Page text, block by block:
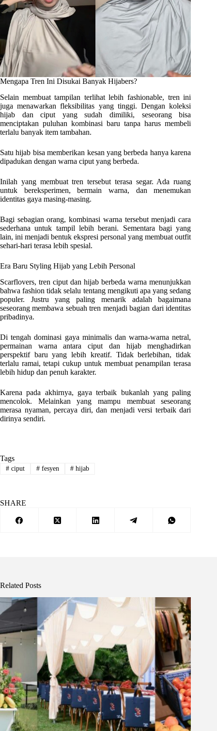
Mengapa Tren Ini Disukai Banyak Hijabers?
Selain membuat tampilan terlihat lebih fashionable, tren ini
juga menawarkan fleksibilitas yang tinggi. Dengan koleksi
hijab dan ciput yang sudah dimiliki, seseorang bisa
menciptakan puluhan kombinasi baru tanpa harus membeli
terlalu banyak item tambahan.
Satu hijab bisa memberikan kesan yang berbeda hanya karena
dipadukan dengan warna ciput yang berbeda.
Inilah yang membuat tren tersebut terasa segar. Ada ruang
untuk bereksperimen, bermain warna, dan menemukan
identitas gaya masing-masing.
Bagi sebagian orang, kombinasi warna tersebut menjadi cara
sederhana untuk tampil lebih berani. Sementara bagi yang
lain, ini menjadi bentuk ekspresi personal yang membuat outfit
sehari-hari terasa lebih spesial.
Era Baru Styling Hijab yang Lebih Personal
Scarflovers, tren ciput dan hijab berbeda warna menunjukkan
bahwa fashion tidak selalu tentang mengikuti apa yang sedang
populer. Justru yang paling menarik adalah bagaimana
seseorang membawa sebuah tren menjadi bagian dari identitas
pribadinya.
Di tengah dominasi gaya minimalis dan warna-warna netral,
permainan warna antara ciput dan hijab menghadirkan
perspektif baru yang lebih kreatif. Tidak berlebihan, tidak
terlalu ramai, tetapi cukup untuk membuat penampilan terasa
lebih hidup dan penuh karakter.
Karena pada akhirnya, gaya terbaik bukanlah yang paling
mencolok. Melainkan yang mampu membuat seseorang
merasa nyaman, percaya diri, dan menjadi versi terbaik dari
dirinya sendiri.
Tags
#ciput #fesyen # hijab
SHARE
Related Posts